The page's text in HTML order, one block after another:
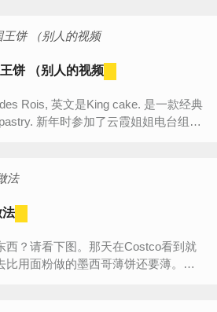
饼 （别人的视频
Rois, 英文是King cake. 是一款经典
新年时参加了云霞姐姐电台组织
法
西？请看下图。那天在Costco看到就
比用面粉做的墨西哥薄饼还要薄。关